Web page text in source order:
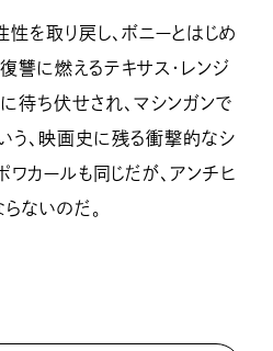
を取り戻し、ボニーとはじめ
讐に燃えるテキサス・レンジ
待ち伏せされ、マシンガンで
う、映画史に残る衝撃的なシ
ワカールも同じだが、アンチヒ
ないのだ。